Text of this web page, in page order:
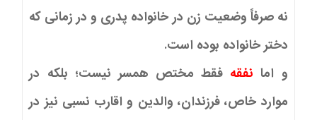
نه صرفاً وضعیت زن در خانواده پدری و در زمانی که
دختر خانواده بوده است.
و اما نفقه فقط مختص همسر نیست؛ بلکه در
موارد خاص، فرزندان، والدین و اقارب نسبی نیز در